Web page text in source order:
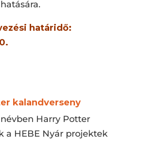
határidő:
kalandverseny
Harry Potter
a HEBE Nyár projektek